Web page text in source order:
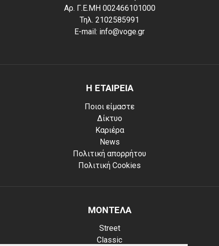
Αρ. Γ.Ε.ΜΗ 002466101000
Τηλ. 2102585991
E-mail: info@voge.gr
Η ΕΤΑΙΡΕΙΑ
Ποιοι είμαστε
Δίκτυο
Καριέρα
News
Πολιτική απορρήτου
Πολιτική Cookies
ΜΟΝΤΕΛΑ
Street
Classic